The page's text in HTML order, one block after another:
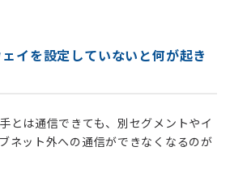
イを設定していないと何が起き
とは通信できても、別セグメントやイ
ネット外への通信ができなくなるのが